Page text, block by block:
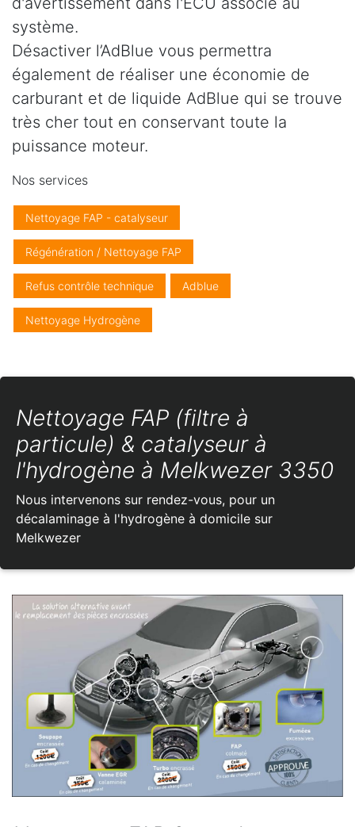
système.
Désactiver l’AdBlue vous permettra
également de réaliser une économie de
carburant et de liquide AdBlue qui se trouve
très cher tout en conservant toute la
puissance moteur.
Nos services
Nettoyage FAP - catalyseur
Régénération / Nettoyage FAP
Refus contrôle technique Adblue
Nettoyage Hydrogène
Nettoyage FAP (filtre à
particule) & catalyseur à
l'hydrogène à Melkwezer 3350
Nous intervenons sur rendez-vous, pour un
décalaminage à l'hydrogène à domicile sur
Melkwezer